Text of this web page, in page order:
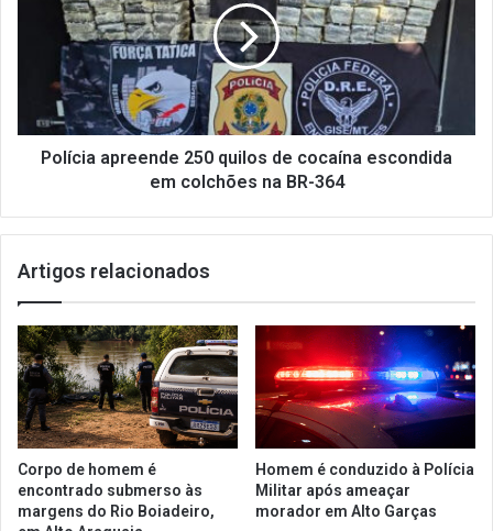
Polícia apreende 250 quilos de cocaína escondida
em colchões na BR-364
Artigos relacionados
Corpo de homem é
encontrado submerso às
margens do Rio Boiadeiro,
Homem é conduzido à Polícia
Militar após ameaçar
morador em Alto Garças